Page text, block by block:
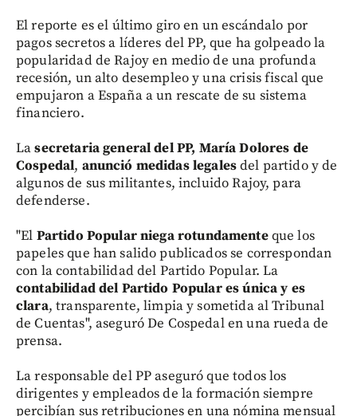
El reporte es el último giro en un escándalo por
pagos secretos a líderes del PP, que ha golpeado la
popularidad de Rajoy en medio de una profunda
recesión, un alto desempleo y una crisis fiscal que
empujaron a España a un rescate de su sistema
financiero.
Lasecretaria general del PP, María Dolores de
Cospedal, anunció medidas legalesdel partido y de
algunos de sus militantes, incluido Rajoy, para
defenderse.
"El Partido Popular niega rotundamenteque los
papeles que han salido publicados se correspondan
con la contabilidad del Partido Popular. La
contabilidad del Partido Popular es única y es
clara, transparente, limpia y sometida al Tribunal
de Cuentas", aseguró De Cospedal en una rueda de
prensa.
La responsable del PP aseguró que todos los
dirigentes y empleados de la formación siempre
percibían sus retribuciones en una nómina mensual